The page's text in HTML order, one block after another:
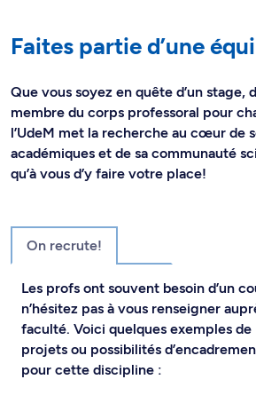
Faites partie d’une
Que vous soyez en quête d’un stage,
membre du corps professoral pour
l’UdeM met la recherche au cœur de
académiques et de sa communauté
qu’à vous d’y faire votre place!
On recrute!
Les profs ont souvent besoin d’un
n’hésitez pas à vous renseigner
faculté. Voici quelques exemples de
projets ou possibilités
pour cette discipline :